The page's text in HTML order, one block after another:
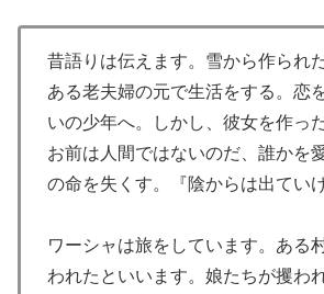
昔語りは伝えます。雪から作られ
ある老夫婦の元で生活をする。
いの少年へ。しかし、彼女を作っ
お前は人間ではないのだ、誰かを
の命を失くす。『陰からは出てい
ワーシャは旅をしています。ある
われたといいます。娘たちが攫わ